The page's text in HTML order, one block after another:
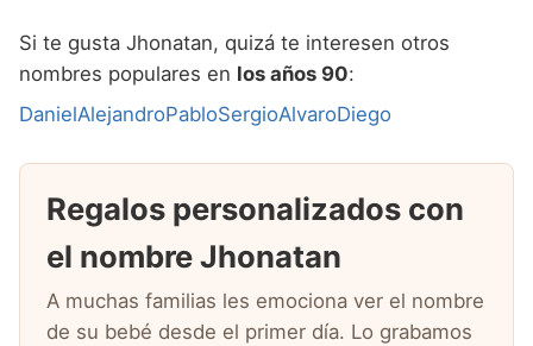
Si te gusta Jhonatan, quizá te interesen otros
nombres populares en los años 90:
DanielAlejandroPabloSergioAlvaroDiego
Regalos personalizados con
el nombre Jhonatan
A muchas familias les emociona ver el nombre
de su bebé desde el primer día. Lo grabamos